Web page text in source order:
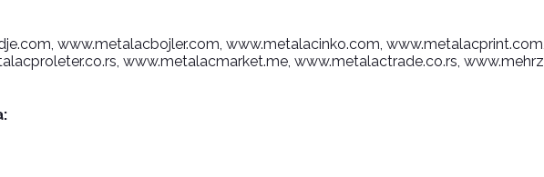
www.metalacbojler.com, www.metalacinko.com, www.metalacprint.com
, www.metalacmarket.me, www.metalactrade.co.rs,